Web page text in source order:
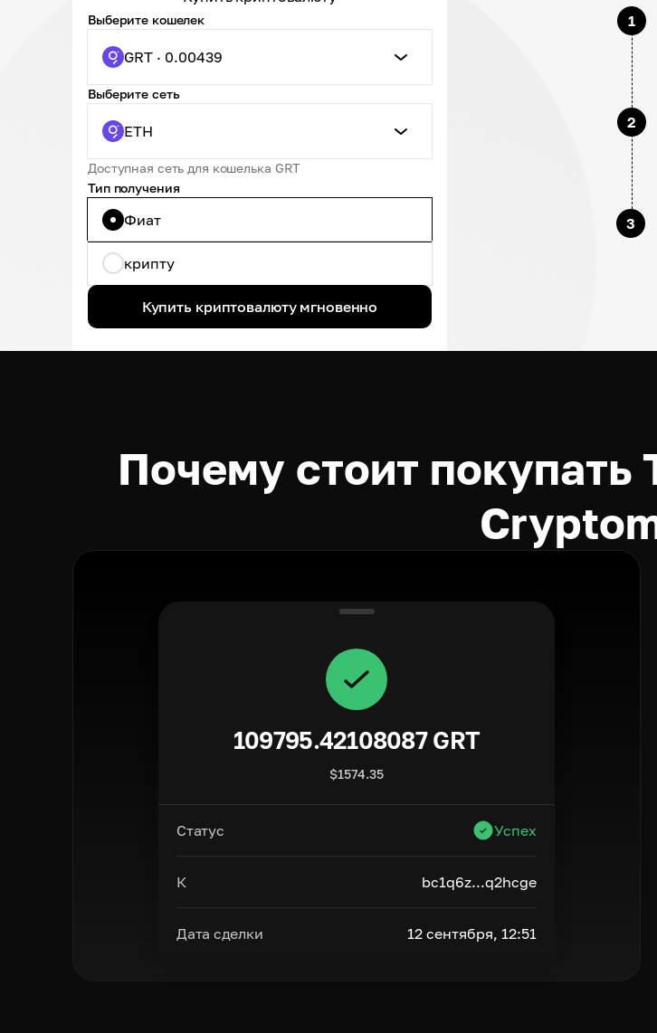
Выберите кошелек
GRT · 0.00439
Выберите сеть
ETH
Доступная сеть для кошелька GRT
Тип получения
Фиат
крипту
Купить криптовалюту мгновенно
1
2
3
Почему стоит покупать
109795.42108087 GRT
$1574.35
Статус Успех
К bc1q6z...q2hcge
Дата сделки 12 сентября, 12:51